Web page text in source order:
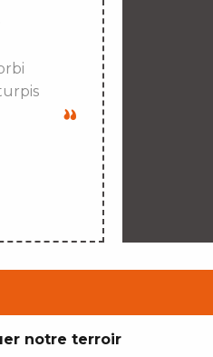
notre terroir